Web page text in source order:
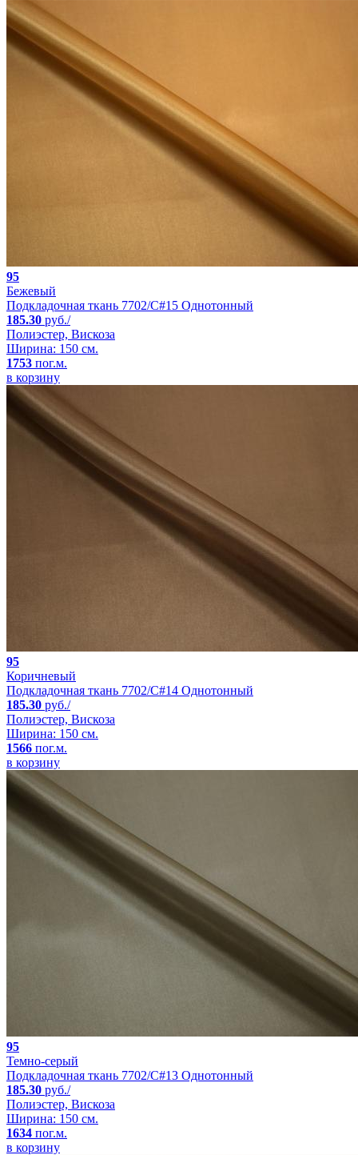
95
Бежевый
Подкладочная ткань 7702/C#15 Однотонный
185.30 руб./
Полиэстер, Вискоза
Ширина: 150 см.
1753 пог.м.
в корзину
95
Коричневый
Подкладочная ткань 7702/C#14 Однотонный
185.30 руб./
Полиэстер, Вискоза
Ширина: 150 см.
1566 пог.м.
в корзину
95
Темно-серый
Подкладочная ткань 7702/C#13 Однотонный
185.30 руб./
Полиэстер, Вискоза
Ширина: 150 см.
1634 пог.м.
в корзину